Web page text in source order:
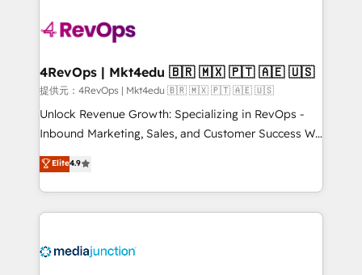
requirement). ✔️Helped over 25,000+ customers so
far with our HubSpot solutions. ✔️Bespoke apps &
on-demand bundle services. Connect with us today!
4RevOps | Mkt4edu 🇧🇷 🇲🇽 🇵🇹 🇦🇪 🇺🇸
提供元：4RevOps | Mkt4edu 🇧🇷 🇲🇽 🇵🇹 🇦🇪 🇺🇸
Unlock Revenue Growth: Specializing in RevOps -
Inbound Marketing, Sales, and Customer Success We
specialize in driving revenue growth for companies
across industries through tailored marketing, sales,
and customer success strategies, utilizing RevOps
methodologies. As Latin America's largest HubSpot
offer unparalleled insights. Operating in five
Elite4.9